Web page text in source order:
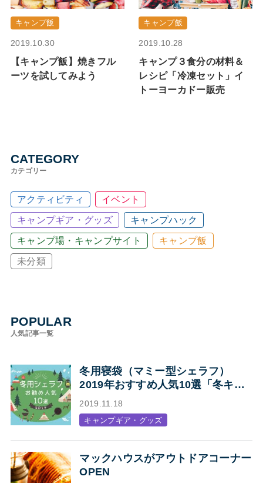
キャンプ飯
2019.10.30
【キャンプ飯】焼きフル
ーツを試してみよう
キャンプ飯
2019.10.28
キャンプ３食分の材料＆
レシピ「冷凍セット」イ
トーヨーカドー販売
CATEGORY
カテゴリー
アクティビティ イベント
キャンプギア・グッズ キャンプハック
キャンプ場・キャンプサイト キャンプ飯
未分類
POPULAR
人気記事一覧
冬用寝袋（マミー型シェラフ）
2019年おすすめ人気10選「冬キャ
ンプの寝袋はマミー型シェラフで決
まり！」
2019.11.18
キャンプギア・グッズ
マックハウスがアウトドアコーナー
OPEN